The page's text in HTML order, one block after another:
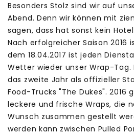
Besonders Stolz sind wir auf
Abend. Denn wir können mit
sagen, dass hat sonst kein
Nach erfolgreicher Saison 2016
dem 18.04.2017 ist jeden
Wetter wieder unser Wrap-
das zweite Jahr als offizieller
Food-Trucks "The Dukes". 2016
leckere und frische Wraps, die
Wunsch zusammen gestellt
werden kann zwischen Pulled